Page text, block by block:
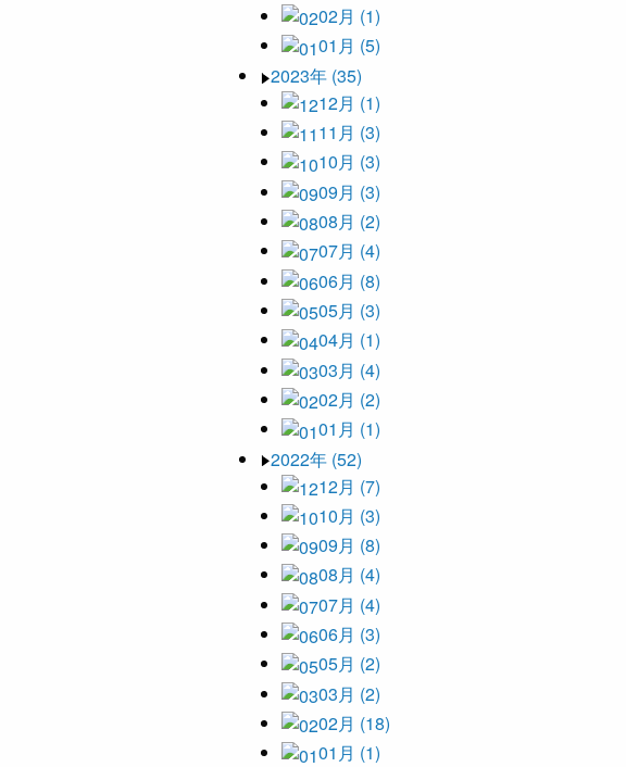
02月 (1)
01月 (5)
2023年 (35)
12月 (1)
11月 (3)
10月 (3)
09月 (3)
08月 (2)
07月 (4)
06月 (8)
05月 (3)
04月 (1)
03月 (4)
02月 (2)
01月 (1)
2022年 (52)
12月 (7)
10月 (3)
09月 (8)
08月 (4)
07月 (4)
06月 (3)
05月 (2)
03月 (2)
02月 (18)
01月 (1)